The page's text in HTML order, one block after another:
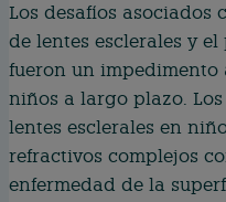
Los desafíos asociados
de lentes esclerales y
fueron un impedimento
niños a largo plazo.
lentes esclerales en
refractivos complejos
enfermedad de la